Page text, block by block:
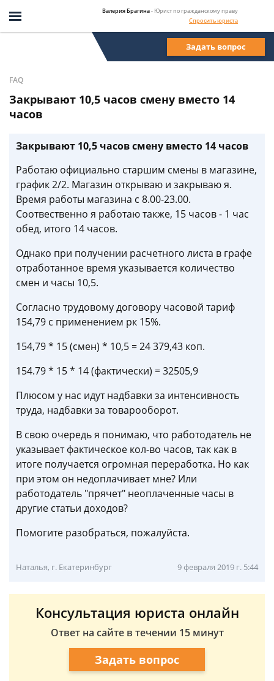
Валерия Брагина- Юрист по гражданскому праву
Спросить юриста
Задать вопрос
FAQ
Закрывают 10,5 часов смену вместо 14
часов
Закрывают 10,5 часов смену вместо 14 часов
Работаю официально старшим смены в магазине,
график 2/2. Магазин открываю и закрываю я.
Время работы магазина с 8.00-23.00.
Соотвественно я работаю также, 15 часов - 1 час
обед, итого 14 часов.
Однако при получении расчетного листа в графе
отработанное время указывается количество
смен и часы 10,5.
Согласно трудовому договору часовой тариф
154,79 с применением рк 15%.
154,79 * 15 (смен) * 10,5 = 24 379,43 коп.
154.79 * 15 * 14 (фактически) = 32505,9
Плюсом у нас идут надбавки за интенсивность
труда, надбавки за товарооборот.
В свою очередь я понимаю, что работодатель не
указывает фактическое кол-во часов, так как в
итоге получается огромная переработка. Но как
при этом он недоплачивает мне? Или
работодатель "прячет" неоплаченные часы в
другие статьи доходов?
Помогите разобраться, пожалуйста.
Наталья, г. Екатеринбург 9 февраля 2019 г. 5:44
Консультация юриста онлайн
Ответ на сайте в течении 15 минут
Задать вопрос